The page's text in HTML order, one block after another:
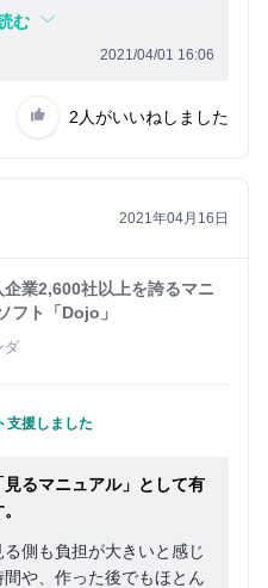
力ながら支援させていた
む
2021/04/01 16:06
2人がいいねしました
2021年04月16日
企業2,600社以上を誇るマニ
フト「Dojo」
ダ
支援しました
るマニュアル」として有
側も負担が大きいと感じ
や、作った後でもほとん